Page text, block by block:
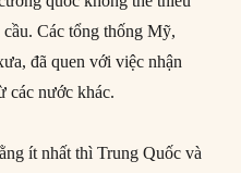
Các tổng thống Mỹ,
đã quen với việc nhận
các nước khác.
ít nhất thì Trung Quốc và